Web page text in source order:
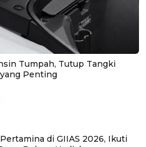
Tumpah, Tutup Tangki
Penting
di GIIAS 2026, Ikuti